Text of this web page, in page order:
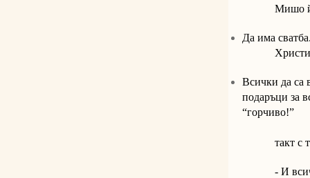
Мишо й
Да има
Всички да са
подаръци за
“горчиво!”
такт с
- И